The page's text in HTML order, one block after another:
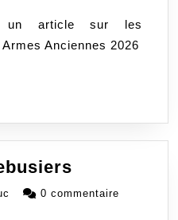
2026
un article sur les
Anciennes 2026
adminluc0 commentaire